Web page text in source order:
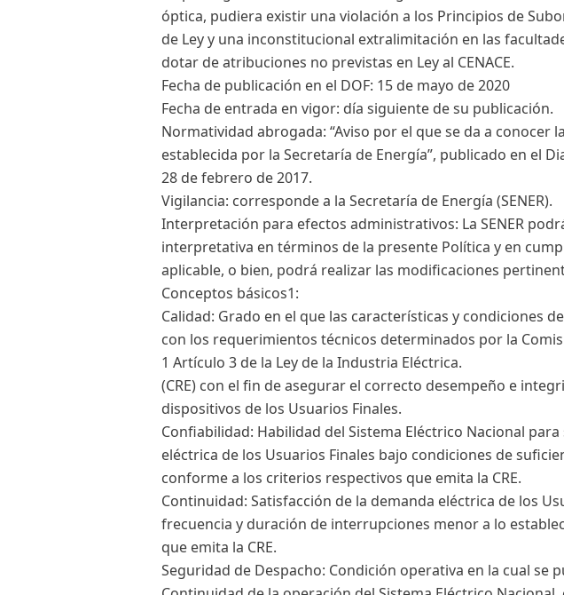
óptica, pudiera existir una violación a los Principios de
de Ley y una inconstitucional extralimitación en las
dotar de atribuciones no previstas en Ley al CENACE.
Fecha de publicación en el DOF: 15 de mayo de 2020
Fecha de entrada en vigor: día siguiente de su publicación.
Normatividad abrogada: “Aviso por el que se da a conocer
establecida por la Secretaría de Energía”, publicado en el
28 de febrero de 2017.
Vigilancia: corresponde a la Secretaría de Energía (SENER).
Interpretación para efectos administrativos: La SENER
interpretativa en términos de la presente Política y en
aplicable, o bien, podrá realizar las modificaciones
Conceptos básicos1:
Calidad: Grado en el que las características y condiciones
con los requerimientos técnicos determinados por la
1 Artículo 3 de la Ley de la Industria Eléctrica.
(CRE) con el fin de asegurar el correcto desempeño e
dispositivos de los Usuarios Finales.
Confiabilidad: Habilidad del Sistema Eléctrico Nacional
eléctrica de los Usuarios Finales bajo condiciones de
conforme a los criterios respectivos que emita la CRE.
Continuidad: Satisfacción de la demanda eléctrica de los
frecuencia y duración de interrupciones menor a lo
que emita la CRE.
Seguridad de Despacho: Condición operativa en la cual se